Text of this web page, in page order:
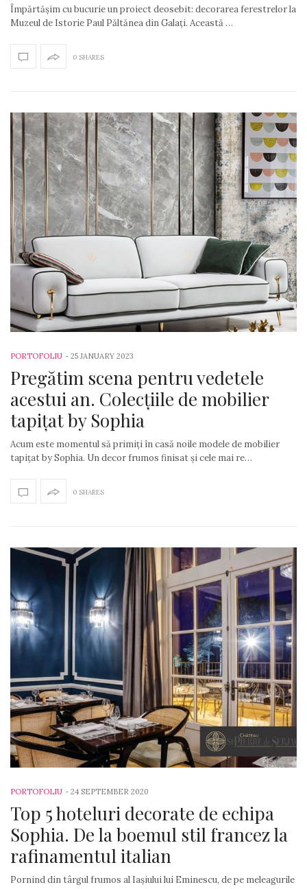
Împărtășim cu bucurie un proiect deosebit: decorarea ferestrelor la
Muzeul de Istorie Paul Păltănea din Galați. Această …
0 SHARES
PORTOFOLIU - 25 JANUARY 2023
Pregătim scena pentru vedetele
acestui an. Colecțiile de mobilier
tapițat by Sophia
Acum este momentul să primiți în casă noile modele de mobilier
tapițat by Sophia. Un decor frumos finisat și cele mai re…
0 SHARES
PORTOFOLIU - 24 SEPTEMBER 2020
Top 5 hoteluri decorate de echipa
Sophia. De la boemul stil francez la
rafinamentul italian
Pornind din târgul frumos al Iașiului lui Eminescu, de pe meleagurile